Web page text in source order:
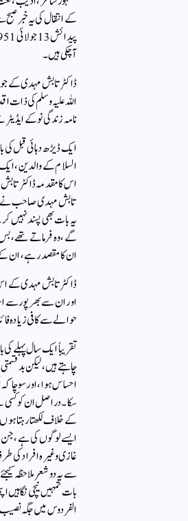
کے انتقال کی یہ خبر
آچکی ہیں ۔
ڈاکٹر تابش مہدی کے جو
اللہ علیہ وسلم کی
نامہ زندگی نو کے
ایک ڈیڑھ دہائی قبل کی
تابش مہدی صاحب نے
یہ بات بھی پسند نہیں
گے ، وہ فرماتے تھے ،
ان کا مقصد رہے ، ان
ڈاکٹر تابش مہدی کے اس
اور ان سے بھر پور سے
حوالے سے کافی زیادہ
تقریباً ایک سال پہلے
چاہتے ہیں ، لیکن بد
احساس ہوا ، اور سوچا
سکا ۔ دراصل ان کو
کے خلاف لکھتا رہتا
ایسے لوگوں کی ہے ، جن
غازی وغیرہ افراد کی
سے یہ دو شعر ملاحظہ
بات تمہیں نیچی نگاہیں
الفردوس میں جگہ